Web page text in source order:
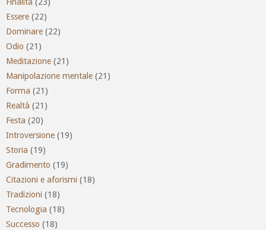
Essere (22)
Dominare (22)
Odio (21)
Meditazione (21)
Manipolazione mentale (21)
Forma (21)
Realtà (21)
Festa (20)
Introversione (19)
Storia (19)
Gradimento (19)
Citazioni e aforismi (18)
Tradizioni (18)
Tecnologia (18)
Successo (18)